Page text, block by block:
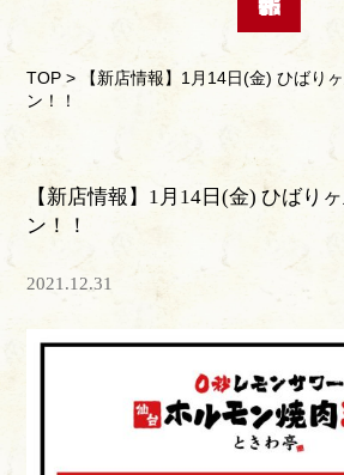
TOP >
【新店情報】1月14日(金) ひばり
ン！！
【新店情報】1月14日(金) ひばり
ン！！
2021.12.31